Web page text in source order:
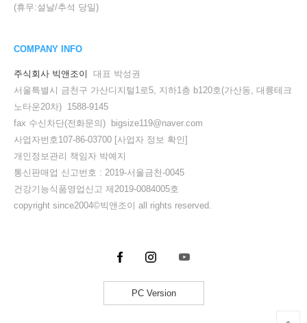
(휴무:설날/추석 당일)
COMPANY INFO
주식회사 빅앤조이
대표 박성권
서울특별시 금천구 가산디지털1로5, 지하1층 b120호(가산동, 대륭테크
노타운20차) 1588-9145
fax 수신차단(전화문의) bigsize119@naver.com
사업자번호107-86-03700 [사업자 정보 확인]
개인정보관리 책임자 박예지
통신판매업 신고번호 : 2019-서울금천-0045
건강기능식품영업신고 제2019-0084005호
copyright since2004©빅앤조이 all rights reserved.
PC Version